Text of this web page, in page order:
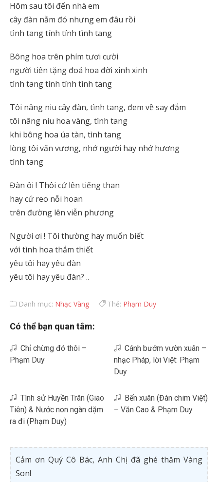
Hôm sau tôi đến nhà em
cây đàn nằm đó nhưng em đâu rồi
tình tang tính tính tình tang
Bông hoa trên phím tươi cười
người tiên tặng đoá hoa đời xinh xinh
tình tang tính tính tình tang
Tôi nâng niu cây đàn, tình tang, đem về say đắm
tôi nâng niu hoa vàng, tình tang
khi bông hoa úa tàn, tình tang
lòng tôi vấn vương, nhớ người hay nhớ hương
tình tang
Đàn ôi ! Thôi cứ lên tiếng than
hay cứ reo nỗi hoan
trên đường lên viễn phương
Người ơi ! Tôi thường hay muốn biết
với tình hoa thắm thiết
yêu tôi hay yêu đàn
yêu tôi hay yêu đàn? ..
Danh mục: Nhạc Vàng Thẻ: Phạm Duy
Có thể bạn quan tâm:
Chỉ chừng đó thôi –
Phạm Duy
Cánh bướm vườn xuân –
nhạc Pháp, lời Việt: Phạm
Duy
Tình sử Huyền Trân (Giao
Tiên) & Nước non ngàn dặm
ra đi (Phạm Duy)
Bến xuân (Đàn chim Việt)
– Văn Cao & Phạm Duy
Cảm ơn Quý Cô Bác, Anh Chị đã ghé thăm Vàng
Son!